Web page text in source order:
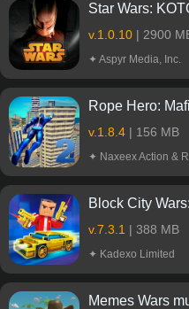
Star Wars:
v.1.0.10 | 2900
✦ Aspyr Media, Inc.
Rope Hero:
v.1.8.4 | 156 MB
✦ Naxeex Action &
v.7.3.1 | 388 MB
✦ Kadexo Limited
Memes Wars